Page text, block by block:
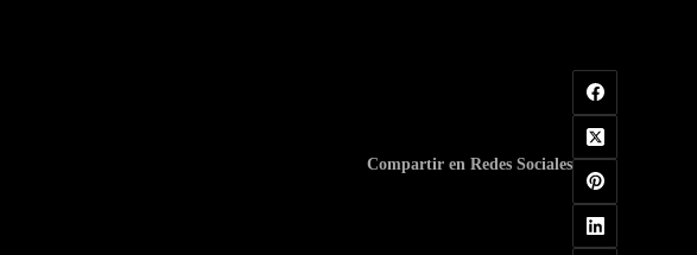
Compartir en Redes Sociales